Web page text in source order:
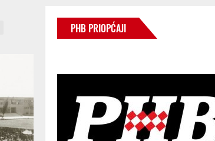
PHB PRIOPĆAJI